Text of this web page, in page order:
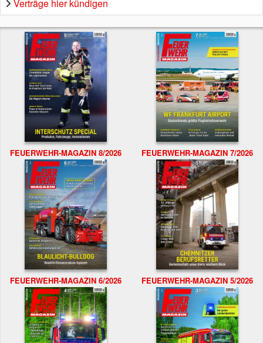
Verträge hier kündigen
FEUERWEHR-MAGAZIN 8/2026 FEUERWEHR-MAGAZIN 7/2026
FEUERWEHR-MAGAZIN 6/2026 FEUERWEHR-MAGAZIN 5/2026